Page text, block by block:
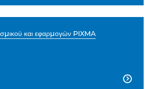
και εφαρμογών PIXMA
